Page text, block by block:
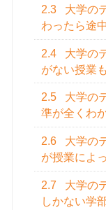
2.3
大学の
わったら途
2.4
大学の
がない授業
2.5
大学の
準が全くわ
2.6
大学の
が授業によ
2.7
大学の
しかない学